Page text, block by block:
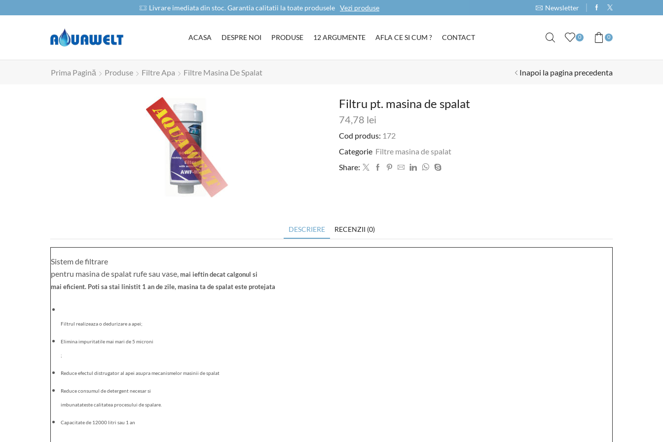
Livrare imediata din stoc. Garantia calitatii la toate produsele Vezi produse Cumpara produse de minim 1000RON si
Newsletter
ACASA DESPRE NOI PRODUSE 12 ARGUMENTE AFLA CE SI CUM ? CONTACT 0 0
Prima Pagină Produse Filtre Apa Filtre Masina De Spalat Inapoi la pagina precedenta
Filtru pt. masina de spalat
74,78 lei
Cod produs: 172
Categorie Filtre masina de spalat
Share:
DESCRIERE RECENZII (0)
Sistem de filtrare
pentru masina de spalat rufe sau vase,mai ieftin decat calgonul si
mai eficient. Poti sa stai linistit 1 an de zile, masina ta de spalat este protejata
Filtrul realizeaza o dedurizare a apei;
Elimina impuritatile mai mari de 5 microni
;
Reduce efectul distrugator al apei asupra mecanismelor masinii de spalat
Reduce consumul de detergent necesar si
imbunatateste calitatea procesului de spalare.
Capacitate de 12000 litri sau 1 an